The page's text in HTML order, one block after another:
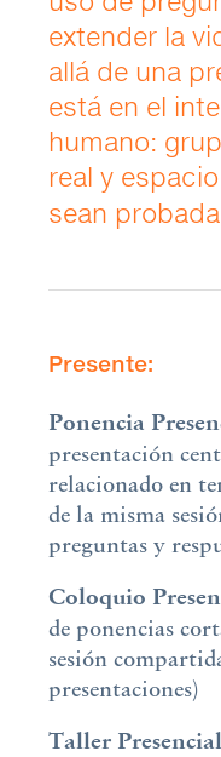
extender la
allá de una
está en el
humano:
real y
sean
Presente:
Ponencia
presentación
relacionado en
de la misma
preguntas y
Coloquio
de ponencias
sesión
presentaciones)
Taller